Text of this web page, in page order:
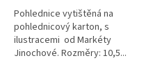
Pohlednice vytištěná na
pohlednicový karton, s
ilustracemi od Markéty
Jinochové. Rozměry: 10,5...